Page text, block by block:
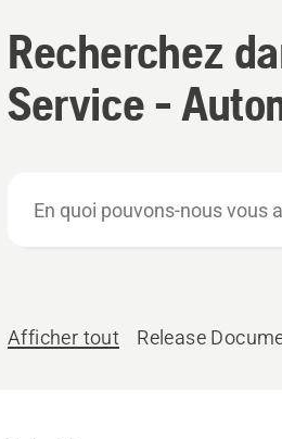
Recherchez
Service -
quoi
aider ?
Afficher tout Release